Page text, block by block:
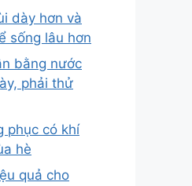
dày hơn và
sống lâu hơn
bằng nước
phải thử
phục có khí
hè
quả cho